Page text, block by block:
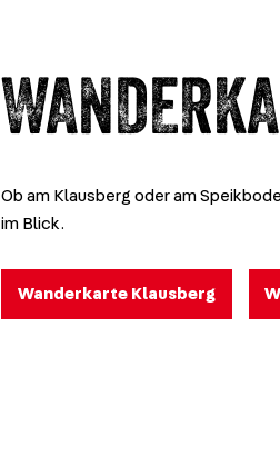
Ob am Klausberg oder am
im Blick.
Wanderkarte Klausberg